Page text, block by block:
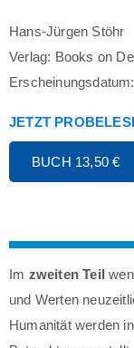
Hans-Jürgen Stöhr
Verlag: Books on
JETZT
BUCH 13,50 €
Im zweiten Teil
und Werten
Humanität werden